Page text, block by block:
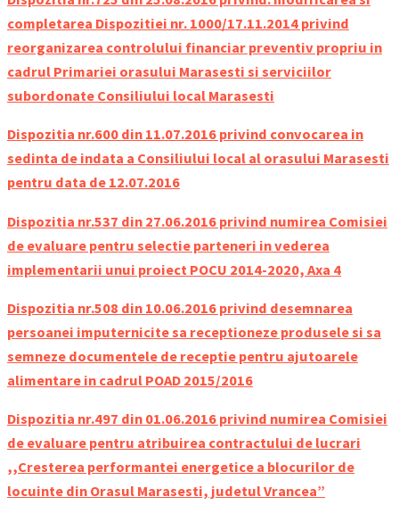
completarea Dispozitiei nr. 1000/17.11.2014 privind
reorganizarea controlului financiar preventiv propriu in
cadrul Primariei orasului Marasesti si serviciilor
subordonate Consiliului local Marasesti
Dispozitia nr.600 din 11.07.2016 privind convocarea in
sedinta de indata a Consiliului local al orasului Marasesti
pentru data de 12.07.2016
Dispozitia nr.537 din 27.06.2016 privind numirea Comisiei
de evaluare pentru selectie parteneri in vederea
implementarii unui proiect POCU 2014-2020, Axa 4
Dispozitia nr.508 din 10.06.2016 privind desemnarea
persoanei imputernicite sa receptioneze produsele si sa
semneze documentele de receptie pentru ajutoarele
alimentare in cadrul POAD 2015/2016
Dispozitia nr.497 din 01.06.2016 privind numirea Comisiei
de evaluare pentru atribuirea contractului de lucrari
,,Cresterea performantei energetice a blocurilor de
locuinte din Orasul Marasesti, judetul Vrancea”